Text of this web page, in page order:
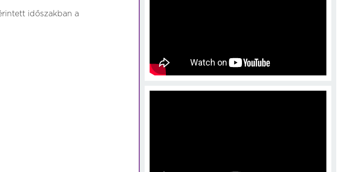
időszakban a